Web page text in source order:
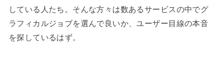
している人たち。そんな方々は数あるサービスの中でグ
ラフィカルジョブを選んで良いか、ユーザー目線の本音
を探しているはず。